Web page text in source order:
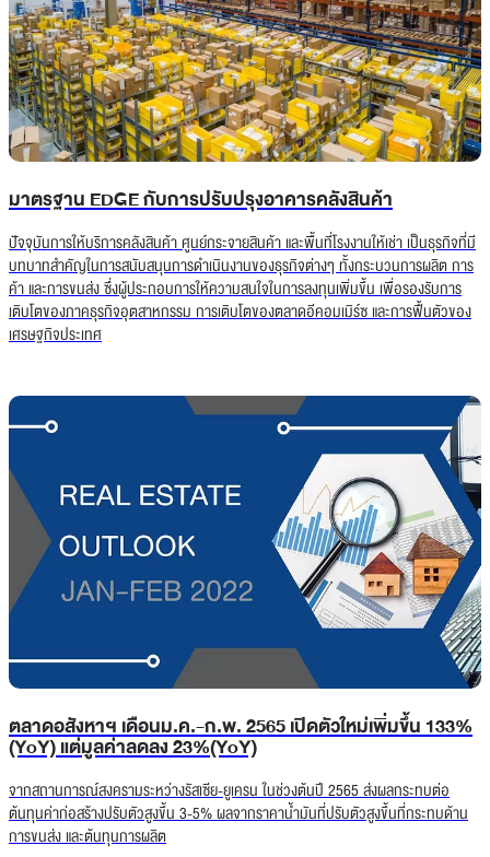
มาตรฐาน EDGE กับการปรับปรุงอาคารคลังสินค้า
ปัจจุบันการให้บริการคลังสินค้า ศูนย์กระจายสินค้า และพื้นที่โรงงานให้เช่า เป็นธุรกิจที่มี
บทบาทสำคัญในการสนับสนุนการดำเนินงานของธุรกิจต่างๆ ทั้งกระบวนการผลิต การ
ค้า และการขนส่ง ซึ่งผู้ประกอบการให้ความสนใจในการลงทุนเพิ่มขึ้น เพื่อรองรับการ
เติบโตของภาคธุรกิจอุตสาหกรรม การเติบโตของตลาดอีคอมเมิร์ซ และการฟื้นตัวของ
เศรษฐกิจประเทศ
ตลาดอสังหาฯ เดือนม.ค.-ก.พ. 2565 เปิดตัวใหม่เพิ่มขึ้น 133%
(YoY) แต่มูลค่าลดลง 23%(YoY)
จากสถานการณ์สงครามระหว่างรัสเซีย-ยูเครน ในช่วงต้นปี 2565 ส่งผลกระทบต่อ
ต้นทุนค่าก่อสร้างปรับตัวสูงขึ้น 3-5% ผลจากราคาน้ำมันที่ปรับตัวสูงขึ้นที่กระทบด้าน
การขนส่ง และต้นทุนการผลิต